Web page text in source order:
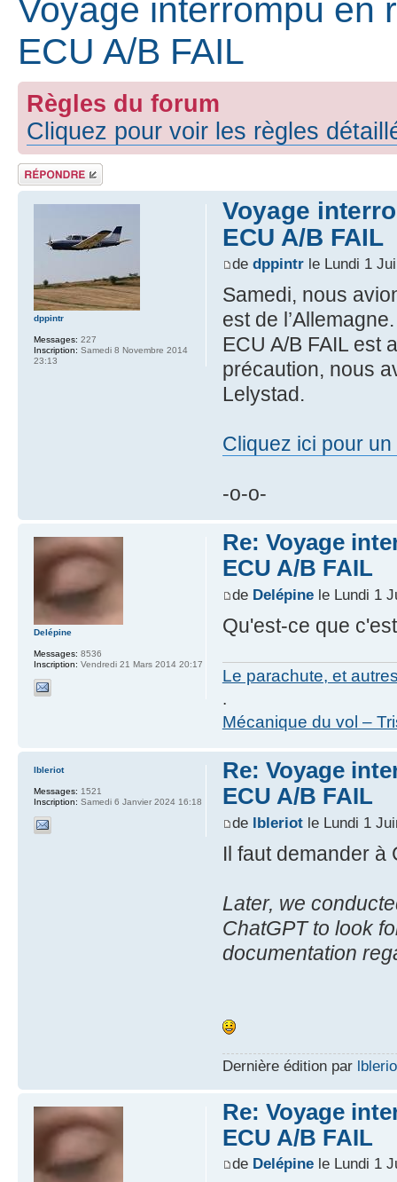
Voyage interrompu en
ECU A/B FAIL
Règles du forum
Cliquez pour voir les règles
Répondre
Voyage
ECU A/B FAIL
de dppintrle Lundi 1
Samedi, nous
est de
ECU A/B FAIL est
précaution, nous
Lelystad.
Cliquez ici pour
-o-o-
dppintr
Messages: 227
Inscription: Samedi 8 Novembre 2014
23:13
Re: Voyage
ECU A/B FAIL
de Delépinele Lundi 1
Qu'est-ce que
Le parachute, et
.
Mécanique du vol –
Delépine
Messages: 8536
Inscription: Vendredi 21 Mars 2014 20:17
Re: Voyage
ECU A/B FAIL
de lbleriotle Lundi 1
Il faut demander à
Later, we
ChatGPT to look
documentation
Dernière édition par
lbleriot
Messages: 1521
Inscription: Samedi 6 Janvier 2024 16:18
Re: Voyage
ECU A/B FAIL
de Delépinele Lundi 1